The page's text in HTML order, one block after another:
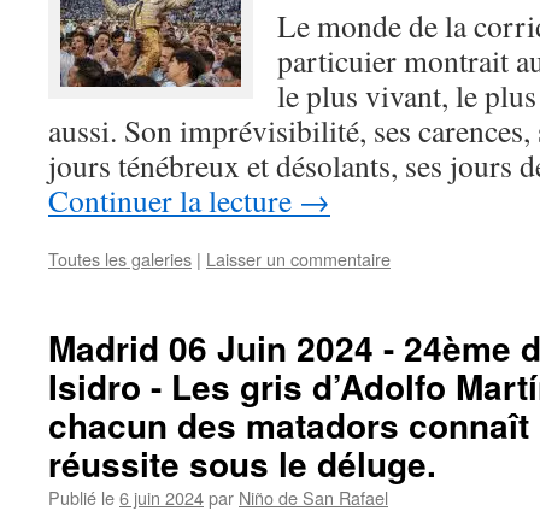
Le monde de la
particuier montrait
le plus vivant, le
aussi. Son imprévisibilité, ses carences,
jours ténébreux et désolants, ses
Continuer la lecture →
Toutes les galeries | Laisser un commentaire
Madrid 06 Juin 2024 - 24ème
Isidro - Les gris d’Adolfo
chacun des matadors
réussite sous le déluge.
Publié le6 juin 2024par Niño de San Rafael